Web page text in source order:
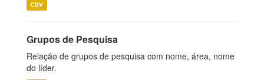
CSV
Grupos de Pesquisa
Relação de grupos de pesquisa com nome, área, nome
do líder.